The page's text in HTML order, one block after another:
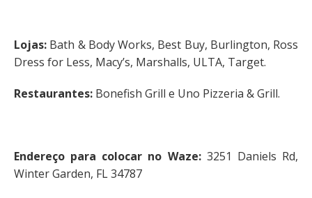
Lojas: Bath & Body Works, Best Buy, Burlington, Ross
Dress for Less, Macy’s, Marshalls, ULTA, Target.
Restaurantes: Bonefish Grill e Uno Pizzeria & Grill.
Endereço para colocar no Waze:3251 Daniels Rd,
Winter Garden, FL 34787